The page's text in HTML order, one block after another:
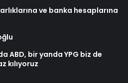
ve banka hesaplarına
ABD, bir yanda YPG biz de
kılıyoruz